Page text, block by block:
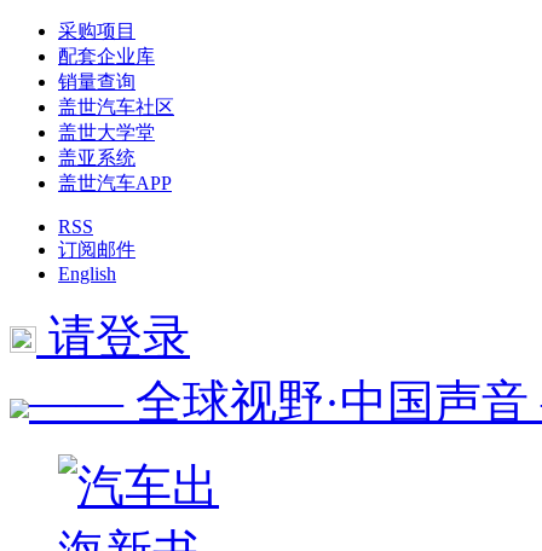
采购项目
配套企业库
销量查询
盖世汽车社区
盖世大学堂
盖亚系统
盖世汽车APP
RSS
订阅邮件
English
请登录
—— 全球视野·中国声